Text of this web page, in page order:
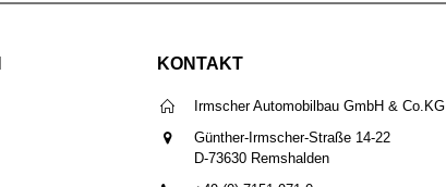
KONTAKT
Irmscher Automobilbau GmbH & Co.KG
Günther-Irmscher-Straße 14-22
D-73630 Remshalden